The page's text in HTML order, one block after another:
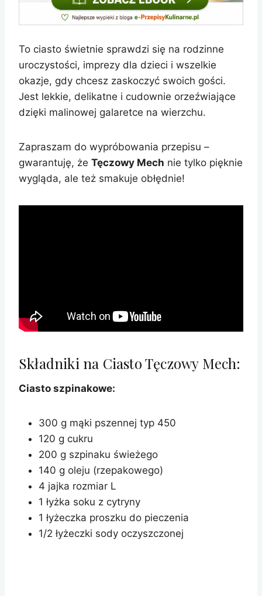
To ciasto świetnie sprawdzi się na rodzinne
uroczystości, imprezy dla dzieci i wszelkie
okazje, gdy chcesz zaskoczyć swoich gości.
Jest lekkie, delikatne i cudownie orzeźwiające
dzięki malinowej galaretce na wierzchu.
Zapraszam do wypróbowania przepisu –
gwarantuję, że Tęczowy Mech nie tylko pięknie
wygląda, ale też smakuje obłędnie!
Składniki na Ciasto Tęczowy Mech:
Ciasto szpinakowe:
300 g mąki pszennej typ 450
120 g cukru
200 g szpinaku świeżego
140 g oleju (rzepakowego)
4 jajka rozmiar L
1 łyżka soku z cytryny
1 łyżeczka proszku do pieczenia
1/2 łyżeczki sody oczyszczonej